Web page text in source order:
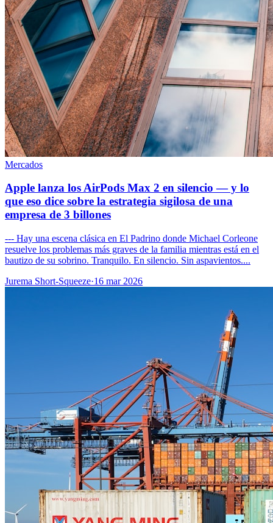
Mercados
Apple lanza los AirPods Max 2 en silencio — y lo
que eso dice sobre la estrategia sigilosa de una
empresa de 3 billones
--- Hay una escena clásica en El Padrino donde Michael Corleone
resuelve los problemas más graves de la familia mientras está en el
bautizo de su sobrino. Tranquilo. En silencio. Sin aspavientos....
Jurema Short-Squeeze·16 mar 2026